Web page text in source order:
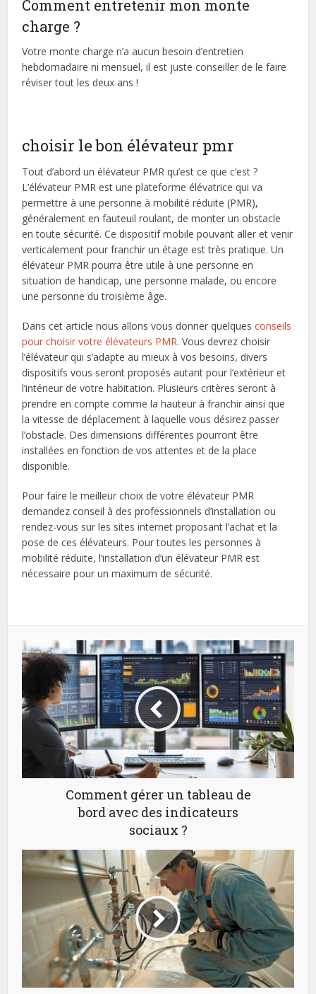
Comment entretenir mon monte
charge ?
Votre monte charge n’a aucun besoin d’entretien
hebdomadaire ni mensuel, il est juste conseiller de le faire
réviser tout les deux ans !
choisir le bon élévateur pmr
Tout d’abord un élévateur PMR qu’est ce que c’est ?
L’élévateur PMR est une plateforme élévatrice qui va
permettre à une personne à mobilité réduite (PMR),
généralement en fauteuil roulant, de monter un obstacle
en toute sécurité. Ce dispositif mobile pouvant aller et venir
verticalement pour franchir un étage est très pratique. Un
élévateur PMR pourra être utile à une personne en
situation de handicap, une personne malade, ou encore
une personne du troisième âge.
Dans cet article nous allons vous donner quelquesconseils
pour choisir votre élévateurs PMR. Vous devrez choisir
l’élévateur qui s’adapte au mieux à vos besoins, divers
dispositifs vous seront proposés autant pour l’extérieur et
l’intérieur de votre habitation. Plusieurs critères seront à
prendre en compte comme la hauteur à franchir ainsi que
la vitesse de déplacement à laquelle vous désirez passer
l’obstacle. Des dimensions différentes pourront être
installées en fonction de vos attentes et de la place
disponible.
Pour faire le meilleur choix de votre élévateur PMR
demandez conseil à des professionnels d’installation ou
rendez-vous sur les sites internet proposant l’achat et la
pose de ces élévateurs. Pour toutes les personnes à
mobilité réduite, l’installation d’un élévateur PMR est
nécessaire pour un maximum de sécurité.
Comment gérer un tableau de
bord avec des indicateurs
sociaux ?